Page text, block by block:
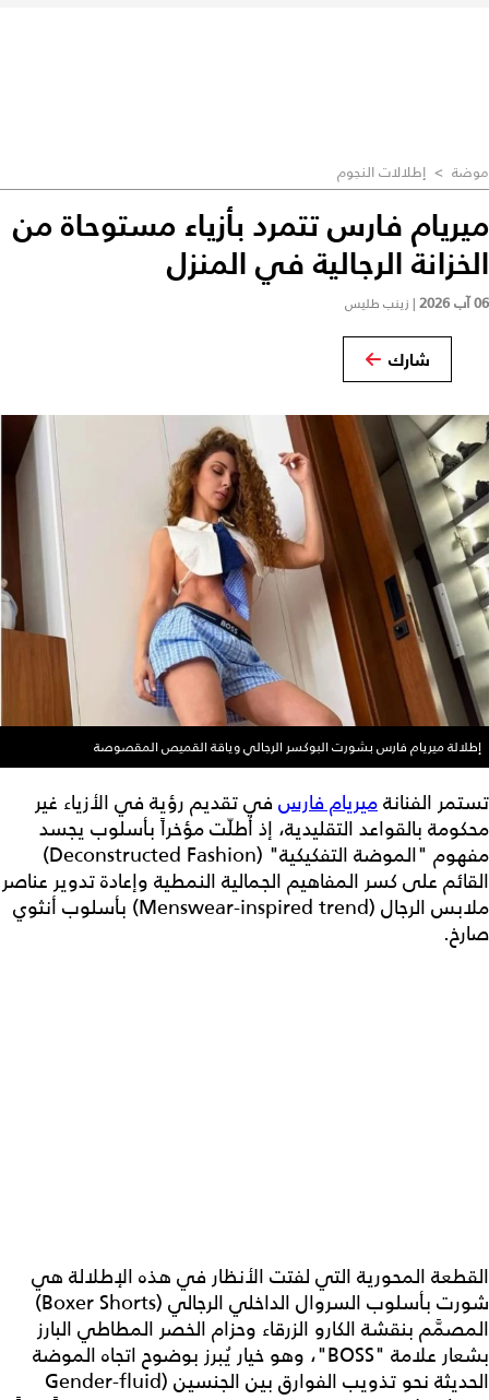
موضة > إطلالات النجوم
ميريام فارس تتمرد بأزياء مستوحاة من
الخزانة الرجالية في المنزل
06 آب 2026 | زينب طليس
شارك
إطلالة ميريام فارس بشورت البوكسر الرجالي وياقة القميص المقصوصة
تستمر الفنانةميريام فارسفي تقديم رؤية في الأزياء غير
محكومة بالقواعد التقليدية، إذ أطلّت مؤخراً بأسلوب يجسد
مفهوم "الموضة التفكيكية" (Deconstructed Fashion)
القائم على كسر المفاهيم الجمالية النمطية وإعادة تدوير عناصر
ملابس الرجال (Menswear-inspired trend) بأسلوب أنثوي
صارخ.
القطعة المحورية التي لفتت الأنظار في هذه الإطلالة هي
شورت بأسلوب السروال الداخلي الرجالي (Boxer Shorts)
المصمَّم بنقشة الكارو الزرقاء وحزام الخصر المطاطي البارز
بشعار علامة "BOSS"، وهو خيار يُبرز بوضوح اتجاه الموضة
الحديثة نحو تذويب الفوارق بين الجنسين (Gender-fluid